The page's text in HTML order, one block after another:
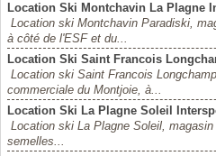
Location Ski Montchavin La Plagne
Location ski Montchavin Paradiski,
à côté de l'ESF et du...
Location Ski Saint Francois
Location ski Saint Francois
commerciale du Montjoie, à...
Location Ski La Plagne Soleil
Location ski La Plagne Soleil,
semelles...